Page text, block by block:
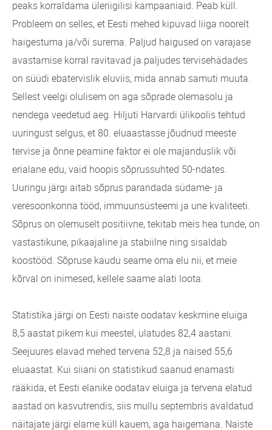
peaks korraldama üleriigilisi kampaaniaid. Peab küll.
Probleem on selles, et Eesti mehed kipuvad liiga noorelt
haigestuma ja/või surema. Paljud haigused on varajase
avastamise korral ravitavad ja paljudes tervisehädades
on süüdi ebatervislik eluviis, mida annab samuti muuta.
Sellest veelgi olulisem on aga sõprade olemasolu ja
nendega veedetud aeg. Hiljuti Harvardi ülikoolis tehtud
uuringust selgus, et 80. eluaastasse jõudnud meeste
tervise ja õnne peamine faktor ei ole majanduslik või
erialane edu, vaid hoopis sõprussuhted 50-ndates.
Uuringu järgi aitab sõprus parandada südame- ja
veresoonkonna tööd, immuunsüsteemi ja une kvaliteeti.
Sõprus on olemuselt positiivne, tekitab meis hea tunde, on
vastastikune, pikaajaline ja stabiilne ning sisaldab
koostööd. Sõpruse kaudu seame oma elu nii, et meie
kõrval on inimesed, kellele saame alati loota.
Statistika järgi on Eesti naiste oodatav keskmine eluiga
8,5 aastat pikem kui meestel, ulatudes 82,4 aastani.
Seejuures elavad mehed tervena 52,8 ja naised 55,6
eluaastat. Kui siiani on statistikud saanud enamasti
rääkida, et Eesti elanike oodatav eluiga ja tervena elatud
aastad on kasvutrendis, siis mullu septembris avaldatud
näitajate järgi elame küll kauem, aga haigemana. Naiste